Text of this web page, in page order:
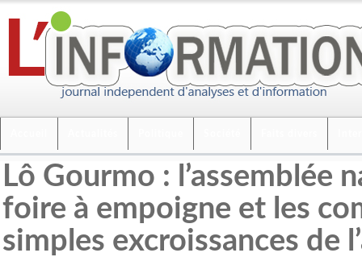
Lô Gourmo : l’assemblée
foire à empoigne et les
simples excroissances de